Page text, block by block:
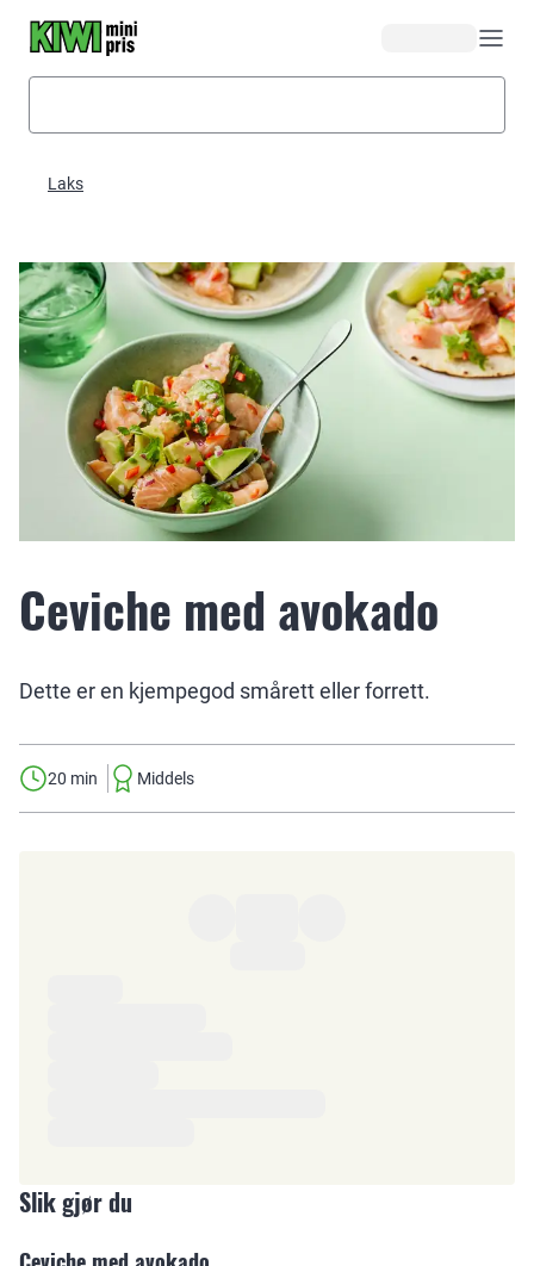
Laks
Ceviche med avokado
Dette er en kjempegod smårett eller forrett.
20 min Middels
Slik gjør du